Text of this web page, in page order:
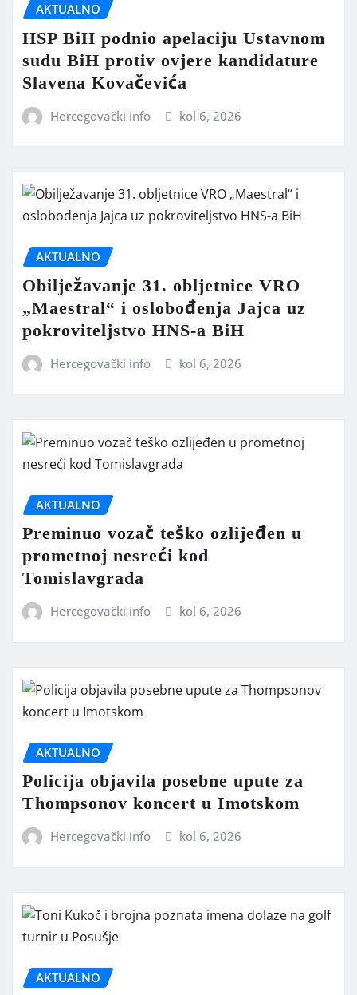
AKTUALNO
HSP BiH podnio apelaciju Ustavnom
sudu BiH protiv ovjere kandidature
Slavena Kovačevića
Hercegovački info kol 6, 2026
AKTUALNO
Obilježavanje 31. obljetnice VRO
„Maestral“ i oslobođenja Jajca uz
pokroviteljstvo HNS-a BiH
Hercegovački info kol 6, 2026
AKTUALNO
Preminuo vozač teško ozlijeđen u
prometnoj nesreći kod
Tomislavgrada
Hercegovački info kol 6, 2026
AKTUALNO
Policija objavila posebne upute za
Thompsonov koncert u Imotskom
Hercegovački info kol 6, 2026
AKTUALNO